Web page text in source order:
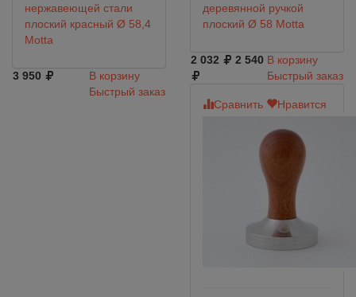
нержавеющей стали
плоский красный Ø 58,4
Motta
3 950
В корзину
Быстрый заказ
деревянной ручкой
плоский Ø 58 Motta
2 032 2 540 В корзину
Быстрый заказ
Сравнить Нравится